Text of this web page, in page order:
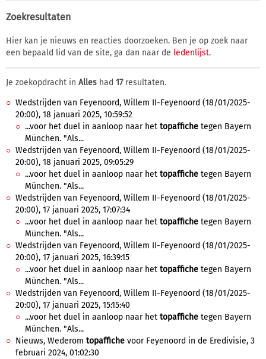
Zoekresultaten
Hier kan je nieuws en reacties doorzoeken. Ben je op zoek naar
een bepaald lid van de site, ga dan naar de ledenlijst.
Je zoekopdracht in Alles had 17resultaten.
Wedstrijden van Feyenoord, Willem II-Feyenoord (18/01/2025-
20:00), 18 januari 2025, 10:59:52
...voor het duel in aanloop naar het topaffiche tegen Bayern
München. "Als...
Wedstrijden van Feyenoord, Willem II-Feyenoord (18/01/2025-
20:00), 18 januari 2025, 09:05:29
...voor het duel in aanloop naar het topaffiche tegen Bayern
München. "Als...
Wedstrijden van Feyenoord, Willem II-Feyenoord (18/01/2025-
20:00), 17 januari 2025, 17:07:34
...voor het duel in aanloop naar het topaffiche tegen Bayern
München. "Als...
Wedstrijden van Feyenoord, Willem II-Feyenoord (18/01/2025-
20:00), 17 januari 2025, 16:39:15
...voor het duel in aanloop naar het topaffiche tegen Bayern
München. "Als...
Wedstrijden van Feyenoord, Willem II-Feyenoord (18/01/2025-
20:00), 17 januari 2025, 15:15:40
...voor het duel in aanloop naar het topaffiche tegen Bayern
München. "Als...
Nieuws, Wederom topaffiche voor Feyenoord in de Eredivisie, 3
februari 2024, 01:02:30